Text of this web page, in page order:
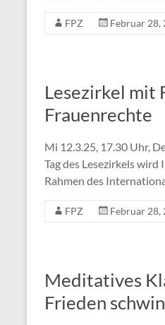
FPZ Februar 28,
Lesezirkel mit
Frauenrechte
Mi 12.3.25, 17.30 Uhr,
Tag des Lesezirkels
Rahmen des
FPZ Februar 28,
Meditatives
Frieden